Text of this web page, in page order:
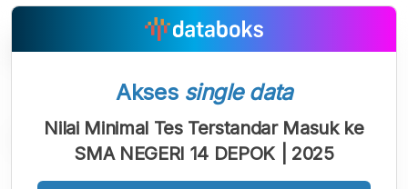
Akses single data
Nilai Minimal Tes Terstandar Masuk ke
SMA NEGERI 14 DEPOK | 2025